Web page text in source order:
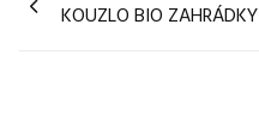
pro
KOUZLO BIO ZAHRÁDKY